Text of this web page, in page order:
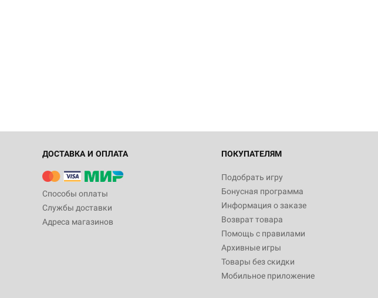
ДОСТАВКА И ОПЛАТА
Способы оплаты
Службы доставки
Адреса магазинов
ПОКУПАТЕЛЯМ
Подобрать игру
Бонусная программа
Информация о заказе
Возврат товара
Помощь с правилами
Архивные игры
Товары без скидки
Мобильное приложение